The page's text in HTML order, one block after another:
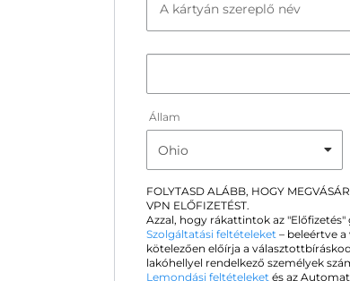
A kártyán szereplő név
Állam
FOLYTASD ALÁBB, HOGY
VPN ELŐFIZETÉST.
Azzal, hogy rákattintok az
Szolgáltatási feltételeket – beleértve
kötelezően előírja a
lakóhellyel rendelkező személyek
Lemondási feltételeket és az